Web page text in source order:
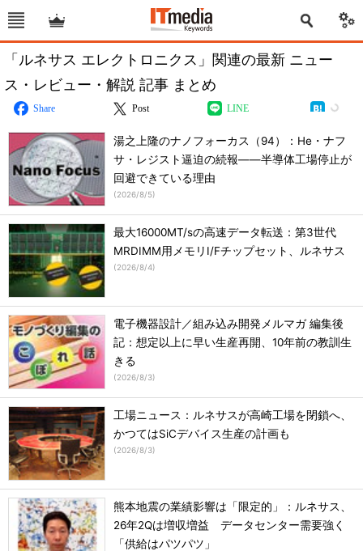
「ルネサス エレクトロニクス」関連の最新 ニュー
ス・レビュー・解説 記事 まとめ
Share Post LINE
湯之上隆のナノフォーカス（94）：He・ナフ
サ・レジスト逼迫の続報――半導体工場停止が
回避できている理由
(2026/8/5)
最大16000MT/sの高速データ転送：第3世代
MRDIMM用メモリI/Fチップセット、ルネサス
(2026/8/4)
電子機器設計／組み込み開発メルマガ 編集後
記：想定以上に早い生産再開、10年前の教訓生
きる
(2026/8/3)
工場ニュース：ルネサスが高崎工場を閉鎖へ、
かつてはSiCデバイス生産の計画も
(2026/8/3)
熊本地震の業績影響は「限定的」：ルネサス、
26年2Qは増収増益 データセンター需要強く
「供給はパツパツ」